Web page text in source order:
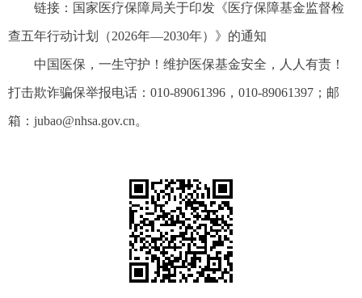
链接：国家医疗保障局关于印发《医疗保障基金监督检
查五年行动计划（2026年—2030年）》的通知
中国医保，一生守护！维护医保基金安全，人人有责！
打击欺诈骗保举报电话：010-89061396，010-89061397；邮
箱：jubao@nhsa.gov.cn。